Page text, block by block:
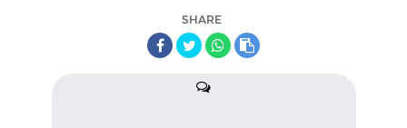
SHARE